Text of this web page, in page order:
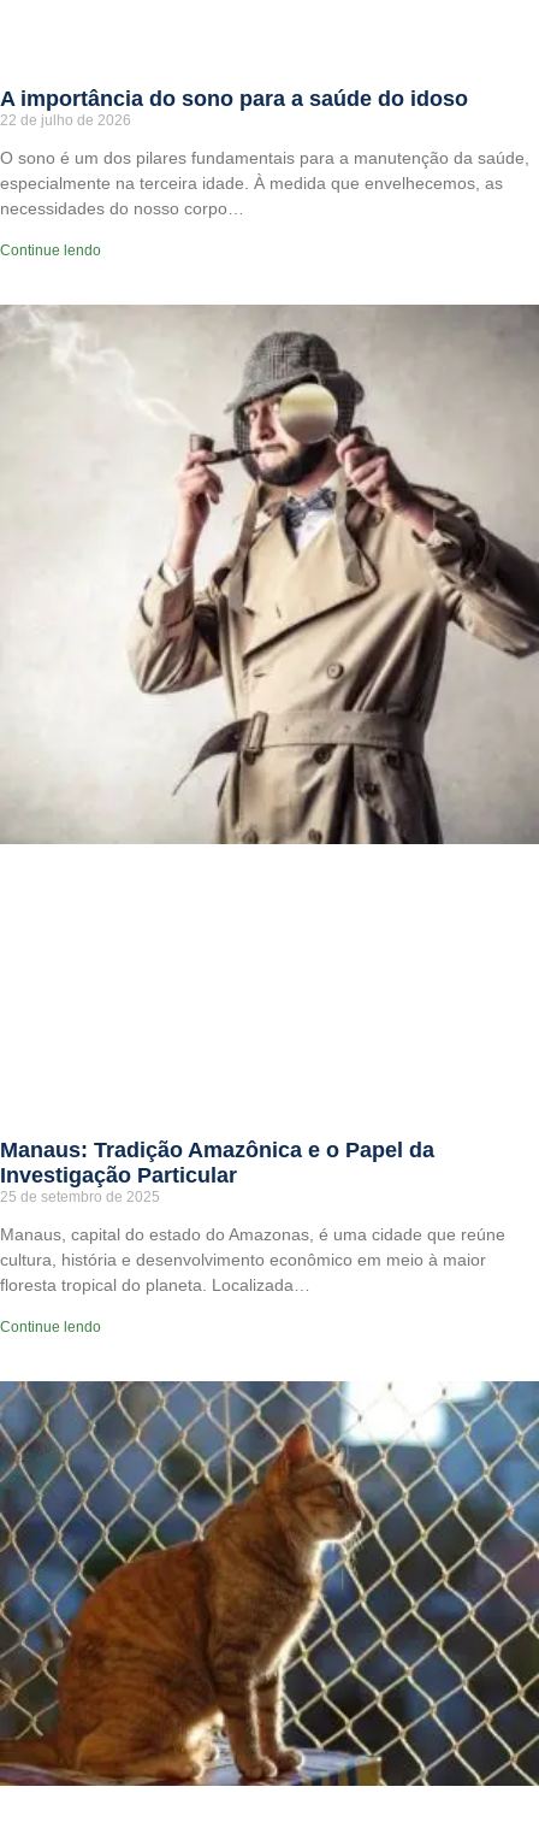
A importância do sono para a saúde do idoso
22 de julho de 2026
O sono é um dos pilares fundamentais para a manutenção da saúde,
especialmente na terceira idade. À medida que envelhecemos, as
necessidades do nosso corpo…
Continue lendo
Manaus: Tradição Amazônica e o Papel da
Investigação Particular
25 de setembro de 2025
Manaus, capital do estado do Amazonas, é uma cidade que reúne
cultura, história e desenvolvimento econômico em meio à maior
floresta tropical do planeta. Localizada…
Continue lendo